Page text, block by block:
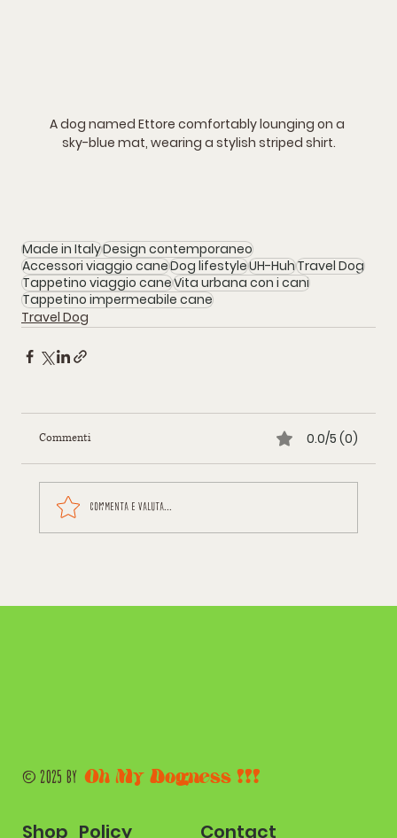
A dog named Ettore comfortably lounging on a
sky-blue mat, wearing a stylish striped shirt.
Made in ItalyDesign contemporaneo
Accessori viaggio caneDog lifestyleUH-HuhTravel Dog
Tappetino viaggio caneVita urbana con i cani
Tappetino impermeabile cane
Travel Dog
Commenti 0.0/5 (0)
Commenta e valuta...
© 2025 by Oh My Dogness !!!
Shop Policy Contact